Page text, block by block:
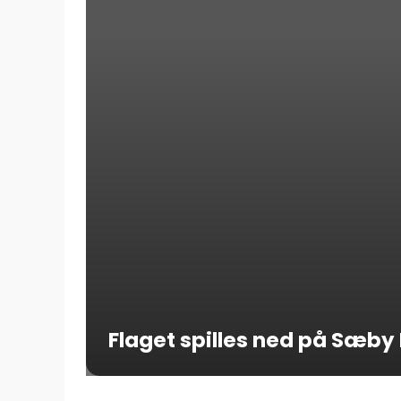
Flaget spilles ned på Sæby